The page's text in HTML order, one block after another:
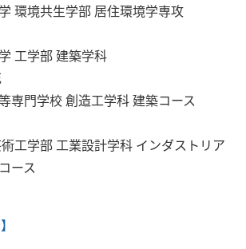
環境共生学部 居住環境学専攻
工学部 建築学科
専門学校 創造工学科 建築コース
工学部 工業設計学科 インダストリア
ース